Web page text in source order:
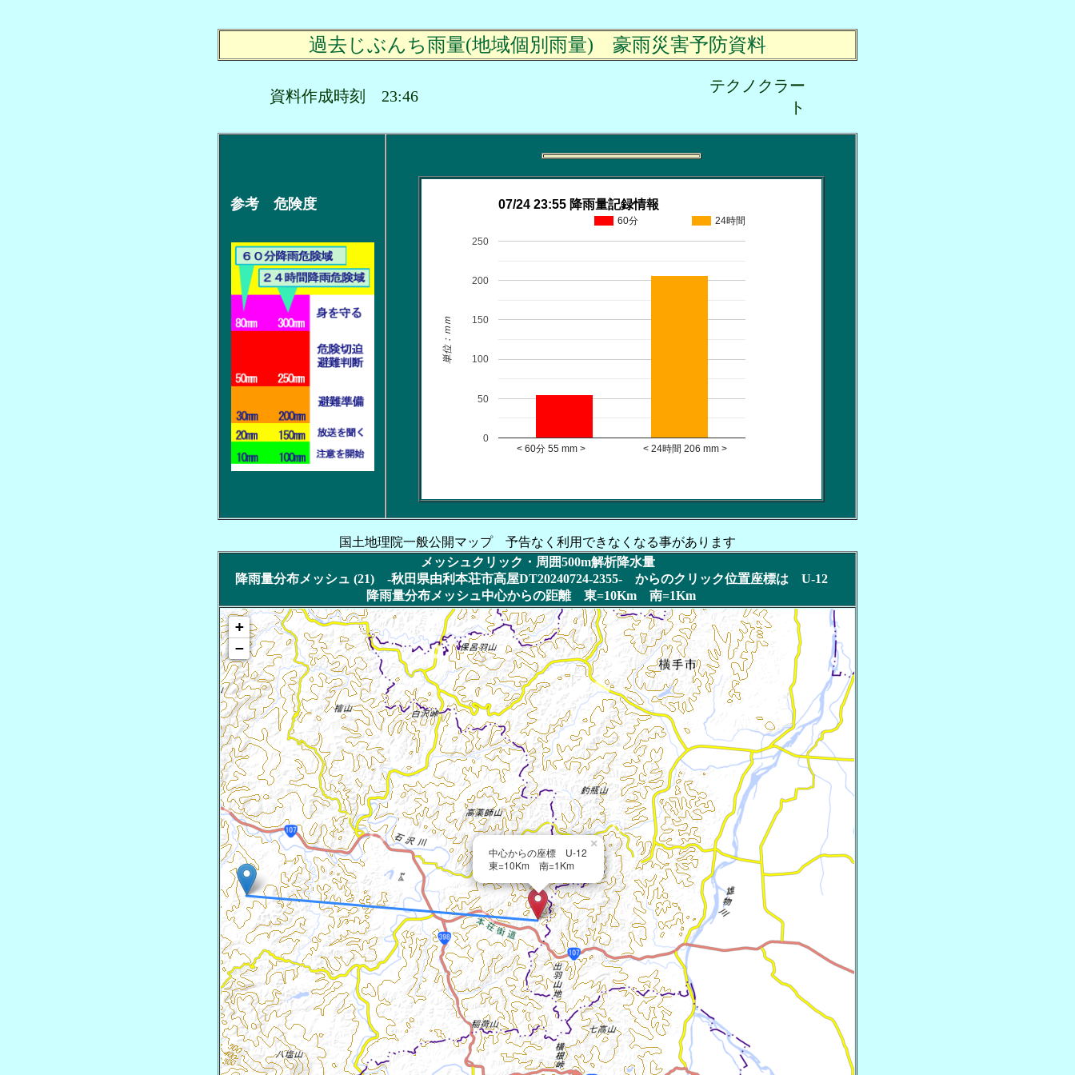
過去じぶんち雨量(地域個別雨量) 豪雨災害予防資料
資料作成時刻 23:46
テクノクラー
ト
参考 危険度 07/24 23:55 降雨量記録情報
60分 24時間
< 60分 55 mm > < 24時間 206 mm >
0
50
100
150
200
250
単位：ｍｍ
国土地理院一般公開マップ 予告なく利用できなくなる事があります
メッシュクリック・周囲500m解析降水量
降雨量分布メッシュ (21) -秋田県由利本荘市高屋DT20240724-2355- からのクリック位置座標は U-12
降雨量分布メッシュ中心からの距離 東=10Km 南=1Km
中心からの座標 U-12
東=10Km 南=1Km
×
+
−